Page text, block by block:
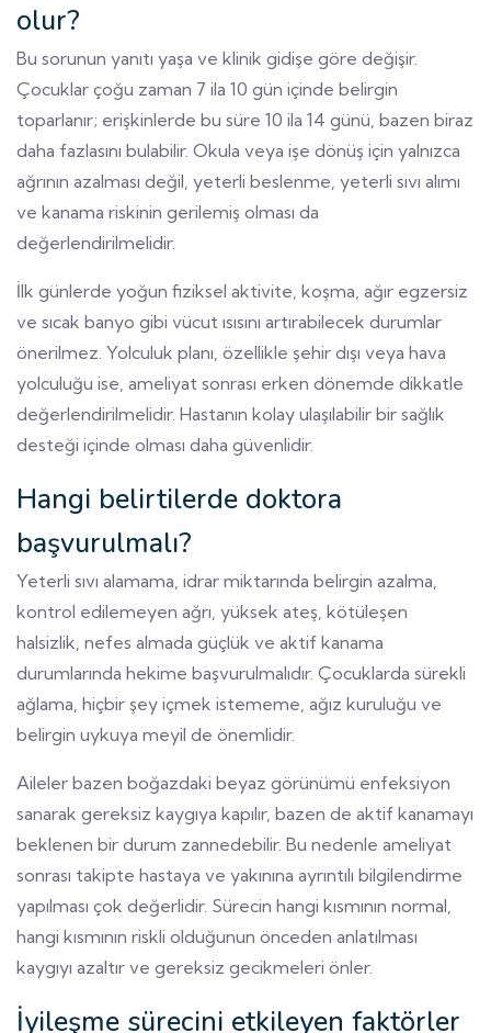
olur?
Bu sorunun yanıtı yaşa ve klinik gidişe göre değişir.
Çocuklar çoğu zaman 7 ila 10 gün içinde belirgin
toparlanır; erişkinlerde bu süre 10 ila 14 günü, bazen biraz
daha fazlasını bulabilir. Okula veya işe dönüş için yalnızca
ağrının azalması değil, yeterli beslenme, yeterli sıvı alımı
ve kanama riskinin gerilemiş olması da
değerlendirilmelidir.
İlk günlerde yoğun fiziksel aktivite, koşma, ağır egzersiz
ve sıcak banyo gibi vücut ısısını artırabilecek durumlar
önerilmez. Yolculuk planı, özellikle şehir dışı veya hava
yolculuğu ise, ameliyat sonrası erken dönemde dikkatle
değerlendirilmelidir. Hastanın kolay ulaşılabilir bir sağlık
desteği içinde olması daha güvenlidir.
Hangi belirtilerde doktora
başvurulmalı?
Yeterli sıvı alamama, idrar miktarında belirgin azalma,
kontrol edilemeyen ağrı, yüksek ateş, kötüleşen
halsizlik, nefes almada güçlük ve aktif kanama
durumlarında hekime başvurulmalıdır. Çocuklarda sürekli
ağlama, hiçbir şey içmek istememe, ağız kuruluğu ve
belirgin uykuya meyil de önemlidir.
Aileler bazen boğazdaki beyaz görünümü enfeksiyon
sanarak gereksiz kaygıya kapılır, bazen de aktif kanamayı
beklenen bir durum zannedebilir. Bu nedenle ameliyat
sonrası takipte hastaya ve yakınına ayrıntılı bilgilendirme
yapılması çok değerlidir. Sürecin hangi kısmının normal,
hangi kısmının riskli olduğunun önceden anlatılması
kaygıyı azaltır ve gereksiz gecikmeleri önler.
İyileşme sürecini etkileyen faktörler